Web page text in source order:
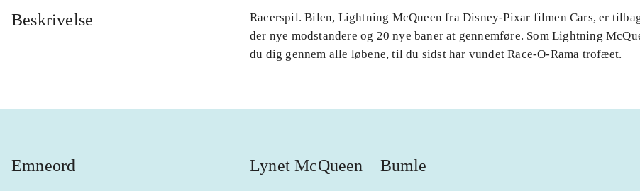
Beskrivelse
Racerspil. Bilen, Lightning McQueen fra Disney-Pixar filmen Cars, er
der nye modstandere og 20 nye baner at gennemføre. Som Lightning
du dig gennem alle løbene, til du sidst har vundet Race-O-Rama trofæet.
Emneord Lynet McQueen Bumle